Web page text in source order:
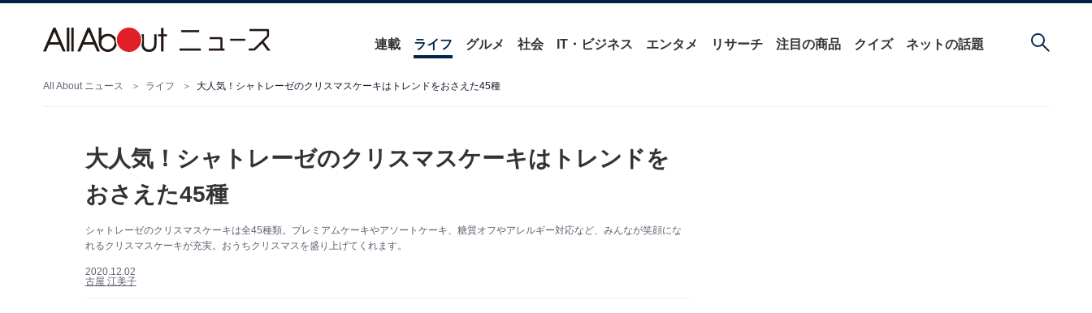
連載 ライフ グルメ 社会 IT・ビジネス エンタメ リサーチ 注目の商品 クイズ ネットの話題
All About ニュース ライフ 大人気！シャトレーゼのクリスマスケーキはトレンドをおさえた45種
大人気！シャトレーゼのクリスマスケーキはトレンドを
おさえた45種
シャトレーゼのクリスマスケーキは全45種類。プレミアムケーキやアソートケーキ、糖質オフやアレルギー対応など、みんなが笑顔にな
れるクリスマスケーキが充実。おうちクリスマスを盛り上げてくれます。
2020.12.02
古屋 江美子